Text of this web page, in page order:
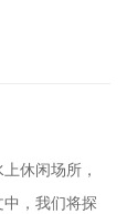
休闲场所，
，我们将探